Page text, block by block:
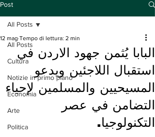
Post
All Posts
Cultura
Notizie in primo piano
Economia
Arte
Politica
All Posts
البابا يُثمن جهود الاردن في
استقبال اللاجئين ويدعو
المسيحيين والمسلمين لإحياء
التضامن في عصر
التكنولوجيا.
12 mag Tempo di lettura: 2 min